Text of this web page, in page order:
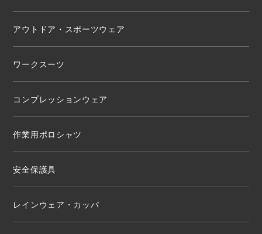
アウトドア・スポーツウェア
ワークスーツ
コンプレッションウェア
作業用ポロシャツ
安全保護具
レインウェア・カッパ